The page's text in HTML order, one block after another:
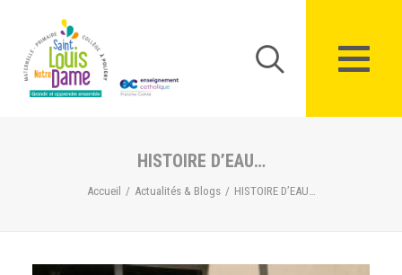
HISTOIRE D’EAU…
Accueil Actualités & Blogs HISTOIRE D’EAU…